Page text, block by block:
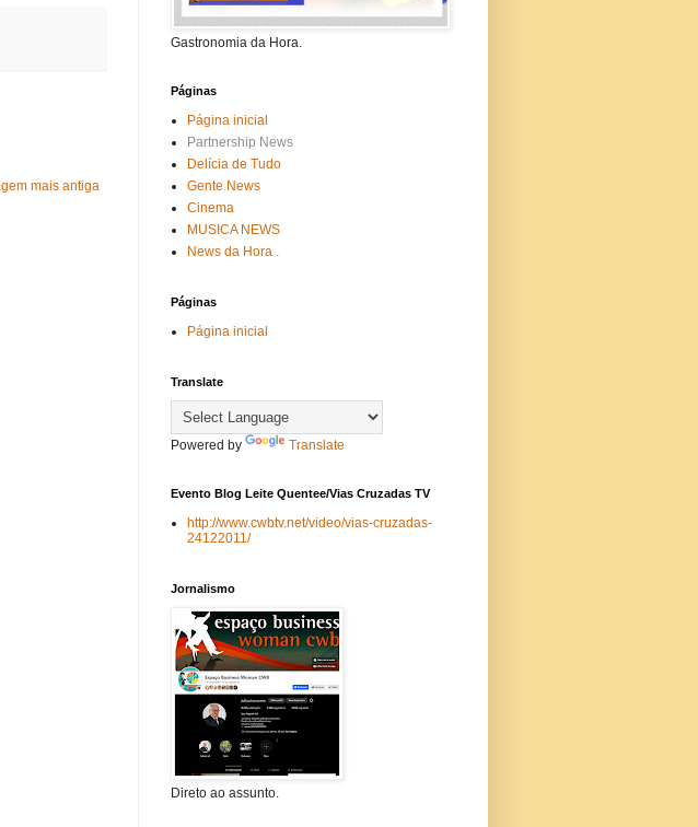
mais antiga
Gastronomia da Hora.
Páginas
Página inicial
Partnership News
Delícia de Tudo
Gente News
Cinema
MUSICA NEWS
News da Hora .
Páginas
Página inicial
Translate
Powered by Translate
Evento Blog Leite Quentee/Vias Cruzadas TV
http://www.cwbtv.net/video/vias-cruzadas-
24122011/
Jornalismo
Direto ao assunto.